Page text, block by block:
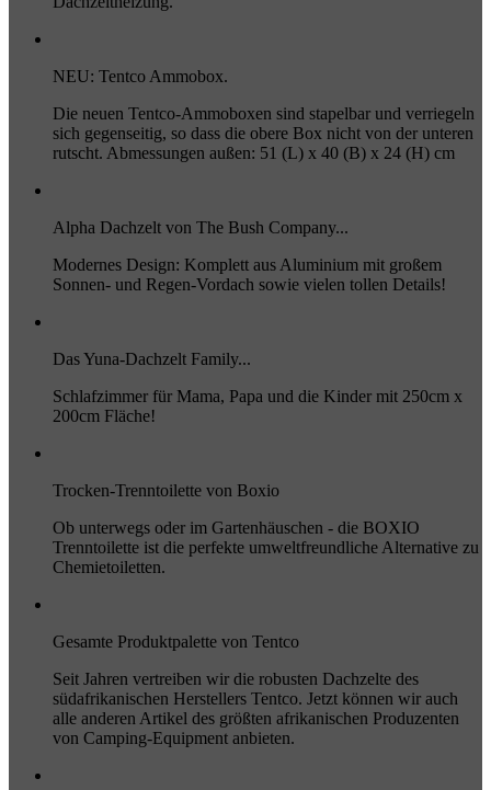
NEU: Tentco Ammobox.
Die neuen Tentco-Ammoboxen sind stapelbar und verriegeln
sich gegenseitig, so dass die obere Box nicht von der unteren
rutscht. Abmessungen außen: 51 (L) x 40 (B) x 24 (H) cm
Alpha Dachzelt von The Bush Company...
Modernes Design: Komplett aus Aluminium mit großem
Sonnen- und Regen-Vordach sowie vielen tollen Details!
Das Yuna-Dachzelt Family...
Schlafzimmer für Mama, Papa und die Kinder mit 250cm x
200cm Fläche!
Trocken-Trenntoilette von Boxio
Ob unterwegs oder im Gartenhäuschen - die BOXIO
Trenntoilette ist die perfekte umweltfreundliche Alternative zu
Chemietoiletten.
Gesamte Produktpalette von Tentco
Seit Jahren vertreiben wir die robusten Dachzelte des
südafrikanischen Herstellers Tentco. Jetzt können wir auch
alle anderen Artikel des größten afrikanischen Produzenten
von Camping-Equipment anbieten.